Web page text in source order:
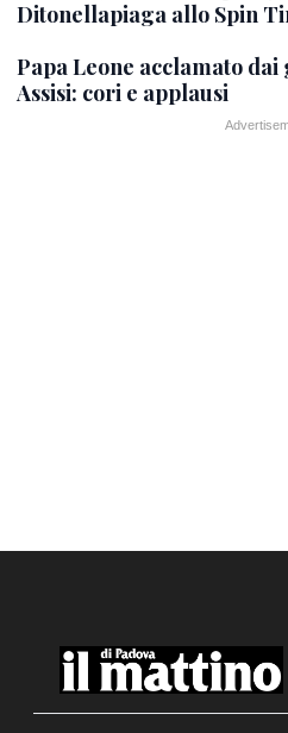
Ditonellapiaga allo Spin
Papa Leone acclamato dai
Assisi: cori e applausi